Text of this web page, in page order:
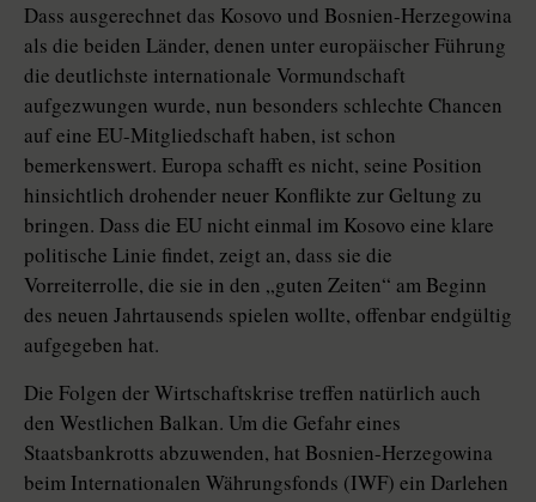
Dass ausgerechnet das Kosovo und Bosnien-Herzegowina
als die beiden Länder, denen unter europäischer Führung
die deutlichste internationale Vormundschaft
aufgezwungen wurde, nun besonders schlechte Chancen
auf eine EU-Mitgliedschaft haben, ist schon
bemerkenswert. Europa schafft es nicht, seine Position
hinsichtlich drohender neuer Konflikte zur Geltung zu
bringen. Dass die EU nicht einmal im Kosovo eine klare
politische Linie findet, zeigt an, dass sie die
Vorreiterrolle, die sie in den „guten Zeiten“ am Beginn
des neuen Jahrtausends spielen wollte, offenbar endgültig
aufgegeben hat.
Die Folgen der Wirtschaftskrise treffen natürlich auch
den Westlichen Balkan. Um die Gefahr eines
Staatsbankrotts abzuwenden, hat Bosnien-Herzegowina
beim Internationalen Währungsfonds (IWF) ein Darlehen